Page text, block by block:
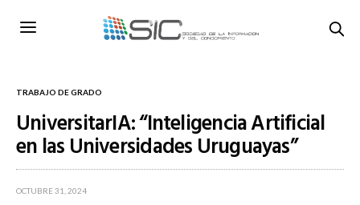
TRABAJO DE GRADO
UniversitarIA: “Inteligencia Artificial
en las Universidades Uruguayas”
OCTUBRE 31, 2024